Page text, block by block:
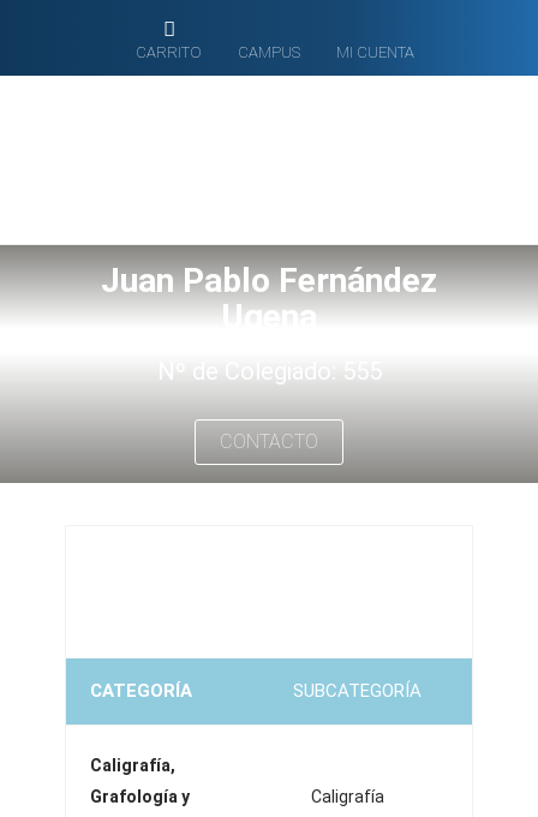
CARRITO CAMPUS MI CUENTA
Juan Pablo Fernández
Ugena
Nº de Colegiado: 555
CONTACTO
CATEGORÍA SUBCATEGORÍA
Caligrafía,
Grafología y
Caligrafía